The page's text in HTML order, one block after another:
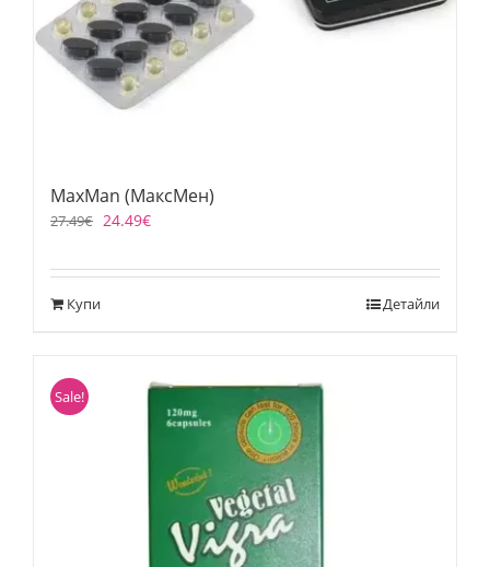
MaxMan (МаксМен)
27.49€ 24.49€
Купи Детайли
Sale!